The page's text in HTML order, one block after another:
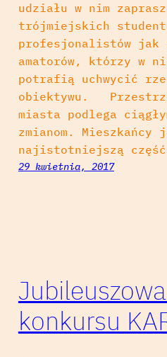
udziału w nim
trójmiejskich
profesjonalistów jak
amatorów, którzy w
potrafią uchwycić
obiektywu.
miasta podlega
zmianom. Mieszkańcy
najistotniejszą
29 kwietnia, 2017
konkursu